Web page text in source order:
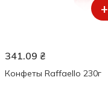
+
341.09 ₴
Конфеты Raffaello 230г